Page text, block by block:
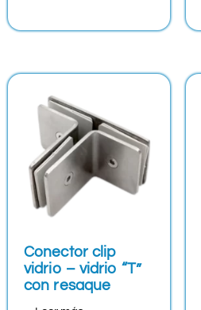
Conector clip
vidrio – vidrio “T”
con resaque